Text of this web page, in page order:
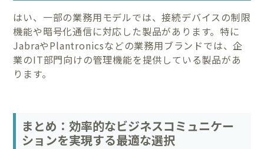
はい、一部の業務用モデルでは、接続デバイスの制限
機能や暗号化通信に対応した製品があります。特に
JabraやPlantronicsなどの業務用ブランドでは、企
業のIT部門向けの管理機能を提供している製品があ
ります。
まとめ：効率的なビジネスコミュニケー
ションを実現する最適な選択